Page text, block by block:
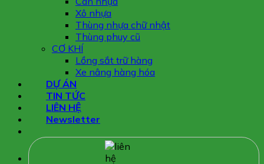
Xô nhựa
Thùng nhựa chữ nhật
Thùng phuy cũ
CƠ KHÍ
Lồng sắt trữ hàng
Xe nâng hàng hóa
DỰ ÁN
TIN TỨC
LIÊN HỆ
Newsletter